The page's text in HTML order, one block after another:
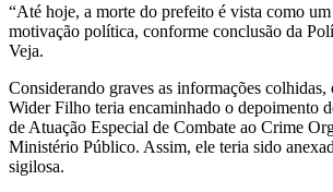
“Até hoje, a morte do prefeito é vista como
motivação política, conforme conclusão da
Veja.
Considerando graves as informações
Wider Filho teria encaminhado o depoimento
de Atuação Especial de Combate ao Crime
Ministério Público. Assim, ele teria sido
sigilosa.